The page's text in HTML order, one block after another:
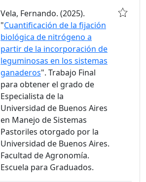
Vela, Fernando. (2025).
"Cuantificación de la fijación
biológica de nitrógeno a
partir de la incorporación de
leguminosas en los sistemas
ganaderos". Trabajo Final
para obtener el grado de
Especialista de la
Universidad de Buenos Aires
en Manejo de Sistemas
Pastoriles otorgado por la
Universidad de Buenos Aires.
Facultad de Agronomía.
Escuela para Graduados.